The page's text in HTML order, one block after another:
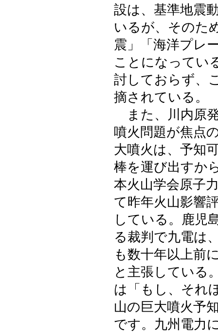
設は、基準地震
いるが、そのた
震」「海洋プレ
ことになってい
討しておらず、
摘されている。
また、川内原
噴火問題が焦点
大噴火は、予知
棒を運び出すか
本火山学会原子
て昨年火山影響
している。鹿児
る裁判で九電は
も数十年以上前
と主張している
は「もし、それ
山の巨大噴火予
です。九州電力